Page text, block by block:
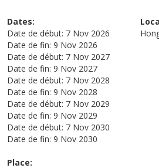
Dates:
Date de début: 7 Nov 2026
Date de fin: 9 Nov 2026
Date de début: 7 Nov 2027
Date de fin: 9 Nov 2027
Date de début: 7 Nov 2028
Date de fin: 9 Nov 2028
Date de début: 7 Nov 2029
Date de fin: 9 Nov 2029
Date de début: 7 Nov 2030
Date de fin: 9 Nov 2030
Place: